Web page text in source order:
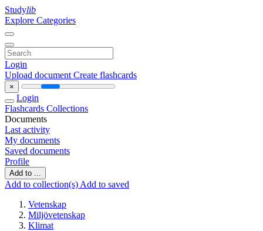
Studylib
Explore Categories
Login
Upload document Create flashcards
×
Login
Flashcards Collections
Documents
Last activity
My documents
Saved documents
Profile
Add to ...
Add to collection(s) Add to saved
Vetenskap
Miljövetenskap
Klimat